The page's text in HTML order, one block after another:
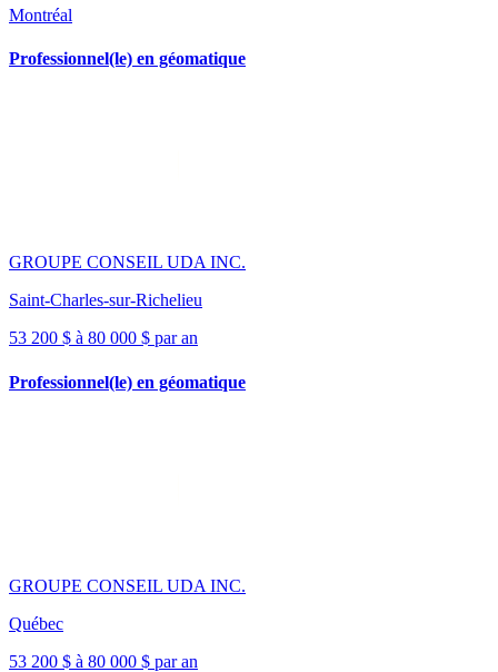
Montréal
Professionnel(le) en géomatique
GROUPE CONSEIL UDA INC.
Saint-Charles-sur-Richelieu
53 200 $ à 80 000 $ par an
Professionnel(le) en géomatique
GROUPE CONSEIL UDA INC.
Québec
53 200 $ à 80 000 $ par an